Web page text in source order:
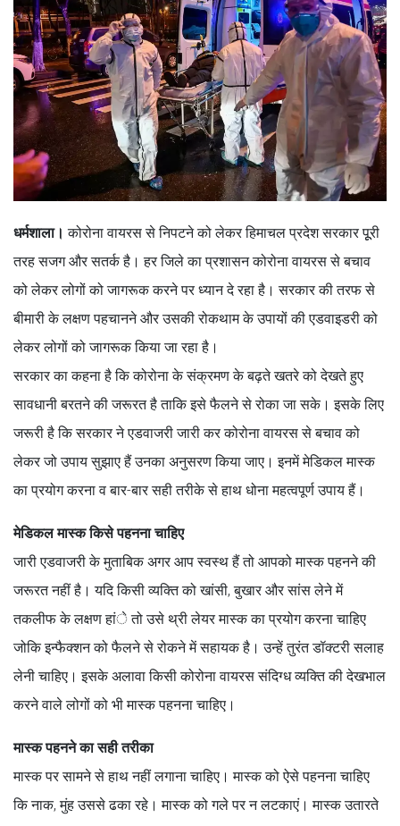
धर्मशाला। कोरोना वायरस से निपटने को लेकर हिमाचल प्रदेश सरकार पूूरी
तरह सजग और सतर्क है। हर जिले का प्रशासन कोरोना वायरस से बचाव
को लेकर लोगों को जागरूक करने पर ध्यान दे रहा है। सरकार की तरफ से
बीमारी के लक्षण पहचानने और उसकी रोकथाम के उपायों की एडवाइडरी को
लेकर लोगों को जागरूक किया जा रहा है।
सरकार का कहना है कि कोरोना के संक्रमण के बढ़ते खतरे को देखते हुए
सावधानी बरतने की जरूरत है ताकि इसे फैलने से रोका जा सके। इसके लिए
जरूरी है कि सरकार ने एडवाजरी जारी कर कोरोना वायरस से बचाव को
लेकर जो उपाय सुझाए हैं उनका अनुसरण किया जाए। इनमें मेडिकल मास्क
का प्रयोग करना व बार-बार सही तरीके से हाथ धोना महत्वपूर्ण उपाय हैं।
मेडिकल मास्क किसे पहनना चाहिए
जारी एडवाजरी के मुताबिक अगर आप स्वस्थ हैं तो आपको मास्क पहनने की
जरूरत नहीं है। यदि किसी व्यक्ति को खांसी, बुखार और सांस लेने में
तकलीफ के लक्षण हांे तो उसे थ्री लेयर मास्क का प्रयोग करना चाहिए
जोकि इन्फैक्शन को फैलने से रोकने में सहायक है। उन्हें तुरंत डॉक्टरी सलाह
लेनी चाहिए। इसके अलावा किसी कोरोना वायरस संदिग्ध व्यक्ति की देखभाल
करने वाले लोगों को भी मास्क पहनना चाहिए।
मास्क पहनने का सही तरीका
मास्क पर सामने से हाथ नहीं लगाना चाहिए। मास्क को ऐसे पहनना चाहिए
कि नाक, मुंह उससे ढका रहे। मास्क को गले पर न लटकाएं। मास्क उतारते